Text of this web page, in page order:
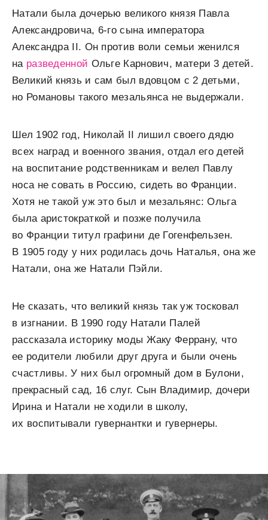
Натали была дочерью великого князя Павла
Александровича, 6-го сына императора
Александра II. Он против воли семьи женился
на разведенной Ольге Карнович, матери 3 детей.
Великий князь и сам был вдовцом с 2 детьми,
но Романовы такого мезальянса не выдержали.
Шел 1902 год, Николай II лишил своего дядю
всех наград и военного звания, отдал его детей
на воспитание родственникам и велел Павлу
носа не совать в Россию, сидеть во Франции.
Хотя не такой уж это был и мезальянс: Ольга
была аристократкой и позже получила
во Франции титул графини де Гогенфельзен.
В 1905 году у них родилась дочь Наталья, она же
Натали, она же Натали Пэйли.
Не сказать, что великий князь так уж тосковал
в изгнании. В 1990 году Натали Палей
рассказала историку моды Жаку Феррану, что
ее родители любили друг друга и были очень
счастливы. У них был огромный дом в Булони,
прекрасный сад, 16 слуг. Сын Владимир, дочери
Ирина и Натали не ходили в школу,
их воспитывали гувернантки и гувернеры.